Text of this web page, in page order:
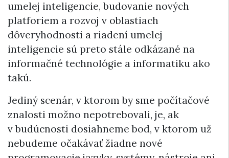
umelej inteligencie, budovanie nových
platforiem a rozvoj v oblastiach
dôveryhodnosti a riadení umelej
inteligencie sú preto stále odkázané na
informačné technológie a informatiku ako
takú.
Jediný scenár, v ktorom by sme počítačové
znalosti možno nepotrebovali, je, ak
v budúcnosti dosiahneme bod, v ktorom už
nebudeme očakávať žiadne nové